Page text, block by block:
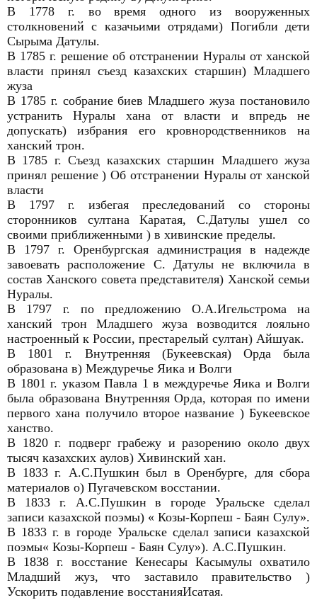
В 1778 г. во время одного из вооруженных
столкновений с казачьими отрядами) Погибли дети
Сырыма Датулы.
В 1785 г. решение об отстранении Нуралы от ханской
власти принял съезд казахских старшин) Младшего
жуза
В 1785 г. собрание биев Младшего жуза постановило
устранить Нуралы хана от власти и впредь не
допускать) избрания его кровнородственников на
ханский трон.
В 1785 г. Съезд казахских старшин Младшего жуза
принял решение ) Об отстранении Нуралы от ханской
власти
В 1797 г. избегая преследований со стороны
сторонников султана Каратая, С.Датулы ушел со
своими приближенными ) в хивинские пределы.
В 1797 г. Оренбургская администрация в надежде
завоевать расположение С. Датулы не включила в
состав Ханского совета представителя) Ханской семьи
Нуралы.
В 1797 г. по предложению О.А.Игельстрома на
ханский трон Младшего жуза возводится лояльно
настроенный к России, престарелый султан) Айшуак.
В 1801 г. Внутренняя (Букеевская) Орда была
образована в) Междуречье Яика и Волги
В 1801 г. указом Павла 1 в междуречье Яика и Волги
была образована Внутренняя Орда, которая по имени
первого хана получило второе название ) Букеевское
ханство.
В 1820 г. подверг грабежу и разорению около двух
тысяч казахских аулов) Хивинский хан.
В 1833 г. А.С.Пушкин был в Оренбурге, для сбора
материалов о) Пугачевском восстании.
В 1833 г. А.С.Пушкин в городе Уральске сделал
записи казахской поэмы) « Козы-Корпеш - Баян Сулу».
В 1833 г. в городе Уральске сделал записи казахской
поэмы« Козы-Корпеш - Баян Сулу»). А.С.Пушкин.
В 1838 г. восстание Кенесары Касымулы охватило
Младший жуз, что заставило правительство )
Ускорить подавление восстанияИсатая.